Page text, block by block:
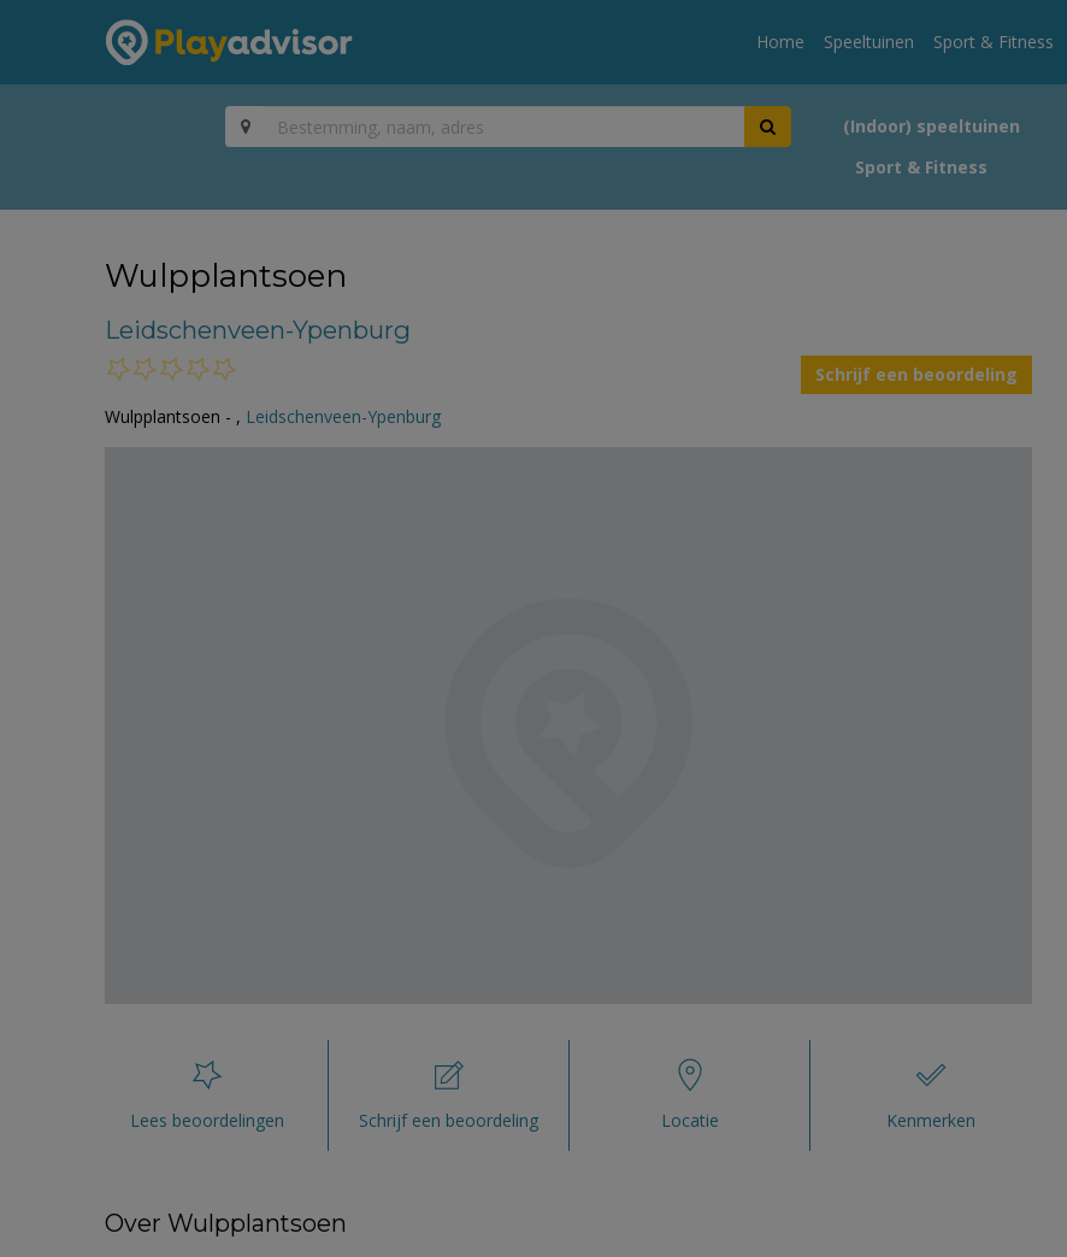
Home Speeltuinen Sport & Fitness
(Indoor) speeltuinen
Sport & Fitness
Wulpplantsoen
Leidschenveen-Ypenburg
Schrijf een beoordeling
Wulpplantsoen - , Leidschenveen-Ypenburg
Lees beoordelingen Schrijf een beoordeling Locatie Kenmerken
Over Wulpplantsoen